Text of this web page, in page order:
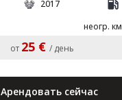
2017
неогр. км
от 25 € / день
Арендовать сейчас